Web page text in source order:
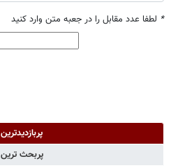
* لطفا عدد مقابل را در جعبه متن وارد کنید
پربازدیدترین
پربحث ترین